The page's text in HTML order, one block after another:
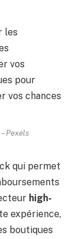
Pexels
qui permet
high-
expérience,
boutiques